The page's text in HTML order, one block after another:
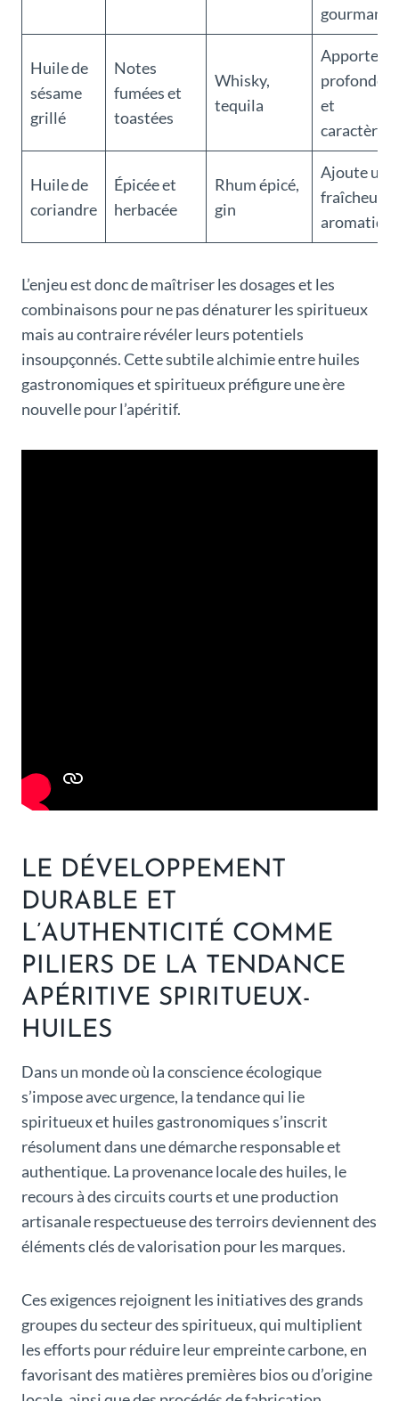
gourmande
Huile de
sésame
grillé
Notes
fumées et
toastées
Whisky,
tequila
Apporte
profondeur
et
caractère
Huile de
coriandre
Épicée et
herbacée
Rhum épicé,
gin
Ajoute une
fraîcheur
L’enjeu est donc de maîtriser les dosages et les
combinaisons pour ne pas dénaturer les spiritueux
mais au contraire révéler leurs potentiels
insoupçonnés. Cette subtile alchimie entre huiles
gastronomiques et spiritueux préfigure une ère
nouvelle pour l’apéritif.
LE DÉVELOPPEMENT
DURABLE ET
L’AUTHENTICITÉ COMME
PILIERS DE LA TENDANCE
APÉRITIVE SPIRITUEUX-
HUILES
Dans un monde où la conscience écologique
s’impose avec urgence, la tendance qui lie
spiritueux et huiles gastronomiques s’inscrit
résolument dans une démarche responsable et
authentique. La provenance locale des huiles, le
recours à des circuits courts et une production
artisanale respectueuse des terroirs deviennent des
éléments clés de valorisation pour les marques.
Ces exigences rejoignent les initiatives des grands
groupes du secteur des spiritueux, qui multiplient
les efforts pour réduire leur empreinte carbone, en
favorisant des matières premières bios ou d’origine